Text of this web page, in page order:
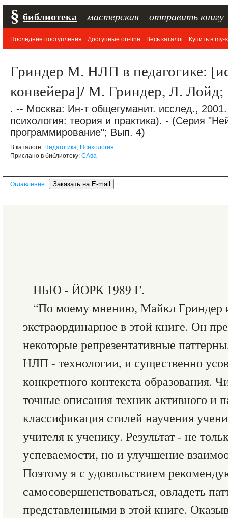
§ библиотека мастерская отправить книгу
Последние поступления Доступные on-line Весь каталог Купить в my-
Гриндер М. НЛП в педагогике:
конвейера]/ М. Гриндер, Л.
. -- Москва: Ин-т общегуманит. исслед.,
психология: теория и практика). - (Серия
программирование"; Вып. 4)
В каталоге: Педагогика, Психология
Прислано в библиотеку: САва
Оглавление
НЬЮ - ЙОРК 1989 Г.
“По моему мнению, Майкл Гриндер
экстраординарное в этой книге. Он
некоторые репрезентативные
НЛП - технологии, и существенно
конкретного контекста образования.
точные описания техник активного и
классификация стилей научения
учителя к ученику. Результат - не
успеваемости, но и улучшение
Поэтому я с удовольствием
самосовершенствоваться, овладеть
представленными в этой книге.